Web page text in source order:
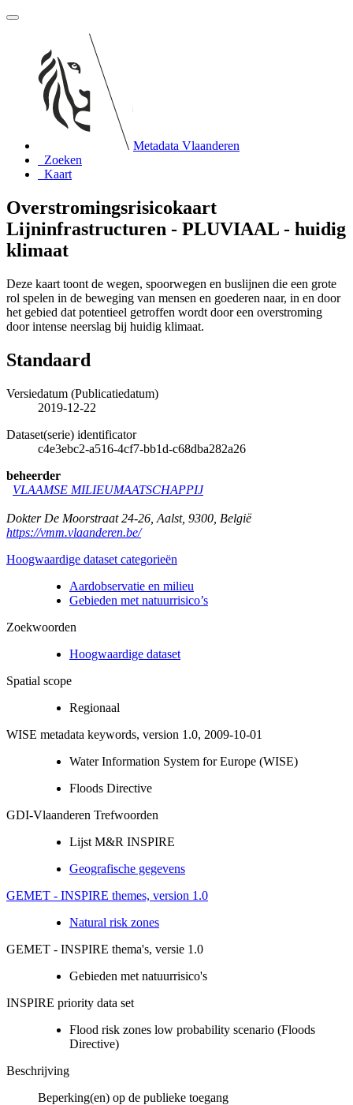
Metadata Vlaanderen
Zoeken
Kaart
Overstromingsrisicokaart
Lijninfrastructuren - PLUVIAAL - huidig
klimaat
Deze kaart toont de wegen, spoorwegen en buslijnen die een grote
rol spelen in de beweging van mensen en goederen naar, in en door
het gebied dat potentieel getroffen wordt door een overstroming
door intense neerslag bij huidig klimaat.
Standaard
Versiedatum (Publicatiedatum)
2019-12-22
Dataset(serie) identificator
c4e3ebc2-a516-4cf7-bb1d-c68dba282a26
beheerder
VLAAMSE MILIEUMAATSCHAPPIJ
Dokter De Moorstraat 24-26 Aalst, 9300 België
https://vmm.vlaanderen.be/
Hoogwaardige dataset categorieën
Aardobservatie en milieu
Gebieden met natuurrisico’s
Zoekwoorden
Hoogwaardige dataset
Spatial scope
Regionaal
WISE metadata keywords, version 1.0, 2009-10-01
Water Information System for Europe (WISE)
Floods Directive
GDI-Vlaanderen Trefwoorden
Lijst M&R INSPIRE
Geografische gegevens
GEMET - INSPIRE themes, version 1.0
Natural risk zones
GEMET - INSPIRE thema's, versie 1.0
Gebieden met natuurrisico's
INSPIRE priority data set
Flood risk zones low probability scenario (Floods
Directive)
Beschrijving
Beperking(en) op de publieke toegang